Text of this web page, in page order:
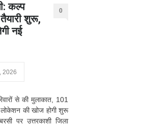
कल्प
तैयारी शुरू,
नई
0
2026
से की मुलाकात, 101
लोकेशन की खोज होगी शुरू
पर उत्तरकाशी जिला